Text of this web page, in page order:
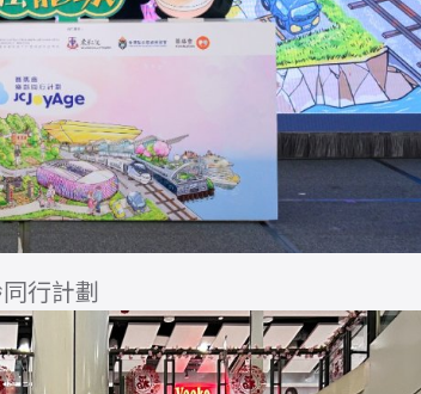
行計劃